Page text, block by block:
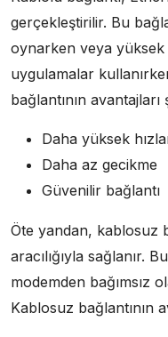
gerçekleştirilir. Bu
oynarken veya
uygulamalar
bağlantının avantajları
Daha yüksek
Daha az gecikme
Güvenilir bağlantı
Öte yandan, kablosuz
aracılığıyla sağlanır.
modemden bağımsız
Kablosuz bağlantının